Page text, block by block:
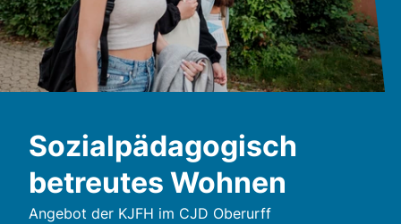
Sozialpädagogisch
betreutes Wohnen
Angebot der KJFH im CJD Oberurff